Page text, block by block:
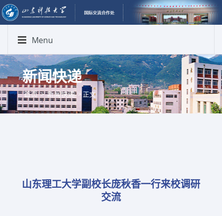
Menu
新闻快递
首页 >新闻快递> 正文
山东理工大学副校长庞秋香一行来校调研
交流